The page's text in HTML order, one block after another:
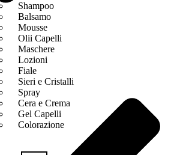
Shampoo
Balsamo
Mousse
Olii Capelli
Maschere
Lozioni
Fiale
Sieri e Cristalli
Spray
Cera e Crema
Gel Capelli
Colorazione